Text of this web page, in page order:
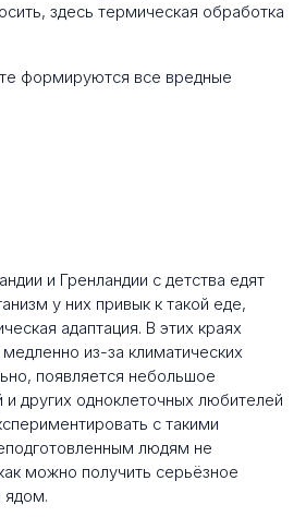
здесь термическая обработка
формируются все вредные
и Гренландии с детства едят
у них привык к такой еде,
адаптация. В этих краях
медленно из-за климатических
появляется небольшое
и других одноклеточных любителей
с такими
людям не
можно получить серьёзное
ядом.